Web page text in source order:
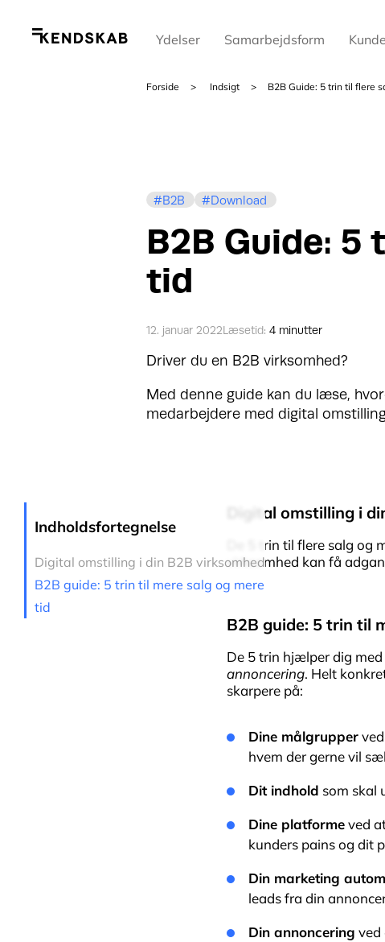
Ydelser Samarbejdsform
Forside Indsigt B2B Guide: 5 trin til flere
B2B Download
B2B Guide:
tid
12. januar 2022Læsetid: 4 minutter
Driver du en B2B virksomhed?
Med denne guide kan du læse,
medarbejdere med digital
Indholdsfortegnelse
Digital omstilling i din B2B virksomhed
B2B guide: 5 trin til mere salg og mere
tid
Digital omstilling i
De 5 trin til flere salg
virksomhed kan få
B2B guide: 5 trin til
De 5 trin hjælper dig
annoncering. Helt
skarpere på:
Dine målgrupper
hvem der gerne vil
Dit indhold som skal
Dine platformeved
kunders pains og dit
Din marketing
leads fra din
Din annoncering ved